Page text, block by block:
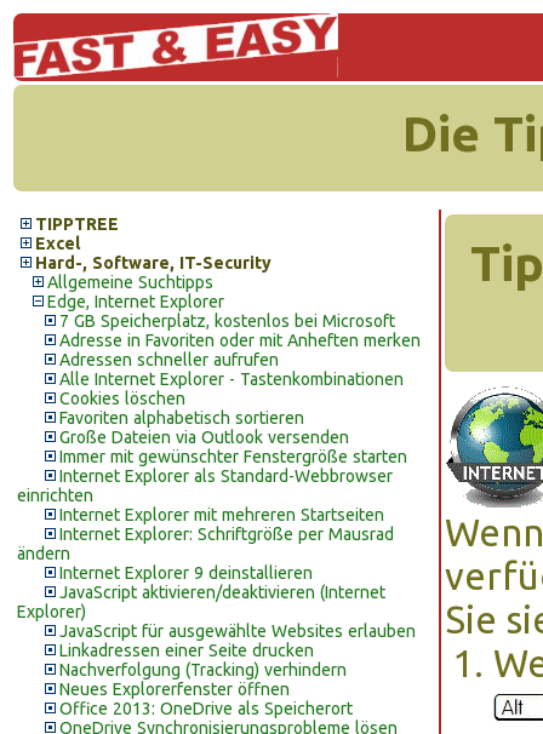
Die
TIPPTREE
Excel
Hard-, Software, IT-Security
Allgemeine Suchtipps
Edge, Internet Explorer
7 GB Speicherplatz, kostenlos bei Microsoft
Adresse in Favoriten oder mit Anheften merken
Adressen schneller aufrufen
Alle Internet Explorer - Tastenkombinationen
Cookies löschen
Favoriten alphabetisch sortieren
Große Dateien via Outlook versenden
Immer mit gewünschter Fenstergröße starten
Internet Explorer als Standard-Webbrowser
einrichten
Internet Explorer mit mehreren Startseiten
Internet Explorer: Schriftgröße per Mausrad
ändern
Internet Explorer 9 deinstallieren
JavaScript aktivieren/deaktivieren (Internet
Explorer)
JavaScript für ausgewählte Websites erlauben
Linkadressen einer Seite drucken
Nachverfolgung (Tracking) verhindern
Neues Explorerfenster öffnen
Office 2013: OneDrive als Speicherort
OneDrive Synchronisierungsprobleme lösen
Sie